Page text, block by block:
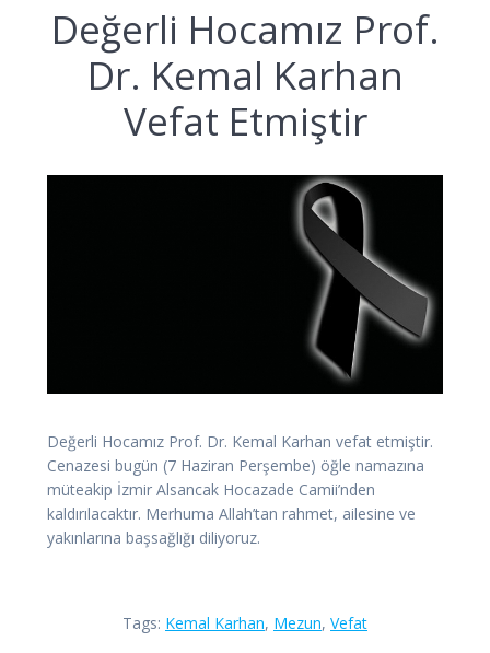
Değerli Hocamız Prof.
Dr. Kemal Karhan
Vefat Etmiştir
Değerli Hocamız Prof. Dr. Kemal Karhan vefat etmiştir.
Cenazesi bugün (7 Haziran Perşembe) öğle namazına
müteakip İzmir Alsancak Hocazade Camii’nden
kaldırılacaktır. Merhuma Allah’tan rahmet, ailesine ve
yakınlarına başsağlığı diliyoruz.
Tags: Kemal Karhan, Mezun, Vefat